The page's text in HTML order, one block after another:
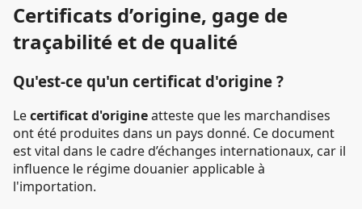
Certificats d’origine, gage de
traçabilité et de qualité
Qu'est-ce qu'un certificat d'origine ?
Lecertificat d'origineatteste que les marchandises
ont été produites dans un pays donné. Ce document
est vital dans le cadre d’échanges internationaux, car il
influence le régime douanier applicable à
l'importation.